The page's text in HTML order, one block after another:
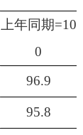
上年同期=10
0
96.9
95.8